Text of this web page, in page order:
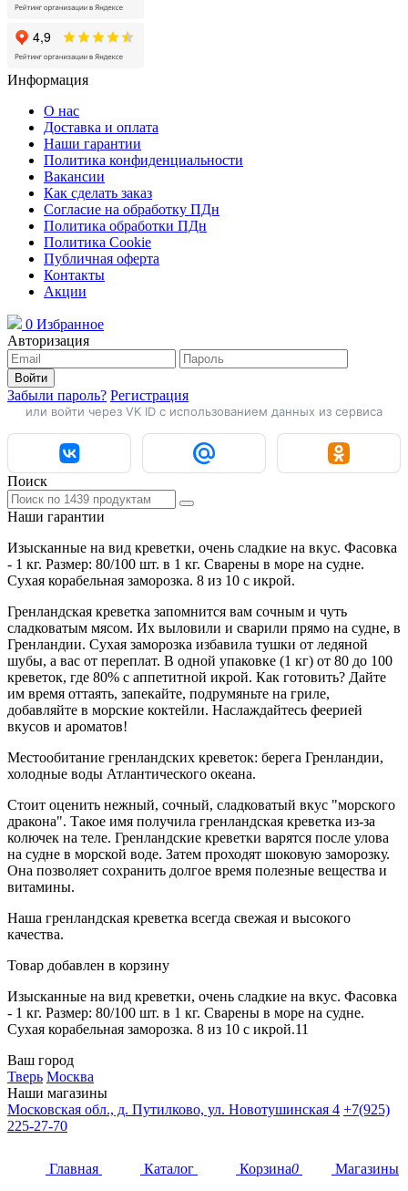
Информация
О нас
Доставка и оплата
Наши гарантии
Политика конфиденциальности
Вакансии
Как сделать заказ
Согласие на обработку ПДн
Политика обработки ПДн
Политика Cookie
Публичная оферта
Контакты
Акции
0 Избранное
Авторизация
Войти
Забыли пароль? Регистрация
или войти через VK ID с использованием данных из сервиса
Поиск
Наши гарантии
Изысканные на вид креветки, очень сладкие на вкус. Фасовка
- 1 кг. Размер: 80/100 шт. в 1 кг. Сварены в море на судне.
Сухая корабельная заморозка. 8 из 10 с икрой.
Гренландская креветка запомнится вам сочным и чуть
сладковатым мясом. Их выловили и сварили прямо на судне, в
Гренландии. Сухая заморозка избавила тушки от ледяной
шубы, а вас от переплат. В одной упаковке (1 кг) от 80 до 100
креветок, где 80% с аппетитной икрой. Как готовить? Дайте
им время оттаять, запекайте, подрумяньте на гриле,
добавляйте в морские коктейли. Наслаждайтесь феерией
вкусов и ароматов!
Местообитание гренландских креветок: берега Гренландии,
холодные воды Атлантического океана.
Стоит оценить нежный, сочный, сладковатый вкус "морского
дракона". Такое имя получила гренландская креветка из-за
колючек на теле. Гренландские креветки варятся после улова
на судне в морской воде. Затем проходят шоковую заморозку.
Она позволяет сохранить долгое время полезные вещества и
витамины.
Наша гренландская креветка всегда свежая и высокого
качества.
Товар добавлен в корзину
Изысканные на вид креветки, очень сладкие на вкус. Фасовка
- 1 кг. Размер: 80/100 шт. в 1 кг. Сварены в море на судне.
Сухая корабельная заморозка. 8 из 10 с икрой.11
Ваш город
Тверь Москва
Наши магазины
Московская обл., д. Путилково, ул. Новотушинская 4 +7(925)
225-27-70
Главная Каталог Корзина0 Магазины